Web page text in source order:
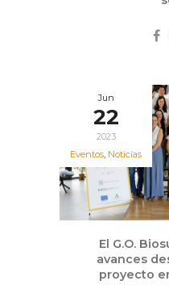
Jun
22
2023
Eventos, Noticias
El G.O.
avances
proyecto